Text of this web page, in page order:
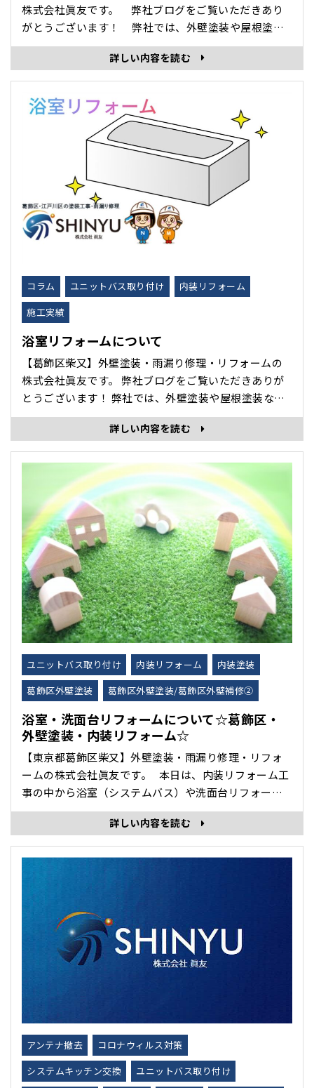
株式会社眞友です。 弊社ブログをご覧いただきあり
がとうございます！ 弊社では、外壁塗装や屋根塗装
などの塗装工事や雨漏り修理などの多くのお問い合わ
せ、ご依頼をいただいておりますが、トータルリフォ
ームを行っております！ 内装リフォームや店舗・ビル
等の･･･
詳しい内容を読む
コラム ユニットバス取り付け
内装リフォーム
施工実績
浴室リフォームについて
【葛飾区柴又】外壁塗装・雨漏り修理・リフォームの
株式会社眞友です。 弊社ブログをご覧いただきありが
とうございます！ 弊社では、外壁塗装や屋根塗装など
の塗装工事や雨漏り修理などがメインのイメージが強
く、そのようなご依頼をよくいただいておりますが、
トータルリフォームを行っておりますので、 内装リフ
ォームや店舗・ビル等の改修工事、解体・撤去工事 そ
の他にも、不用品･･･
詳しい内容を読む
ユニットバス取り付け 内装リフォーム
内装塗装
葛飾区外壁塗装
葛飾区外壁塗装/葛飾区外壁補修②
浴室・洗面台リフォームについて☆葛飾区・
外壁塗装・内装リフォーム☆
【東京都葛飾区柴又】外壁塗装・雨漏り修理・リフォ
ームの株式会社眞友です。 本日は、内装リフォーム工
事の中から浴室（システムバス）や洗面台リフォーム
についてお話したいと思います。 ・システムバス（ユ
ニットバス）へのリフォームは、在来浴室のリフォー
ムに比べて費用を抑えられることが多く、工期も短縮
でき、規格品のため既存の浴室形状によっては合うサ
詳しい内容を読む
アンテナ撤去
コロナウィルス対策
システムキッチン交換
ユニットバス取り付け